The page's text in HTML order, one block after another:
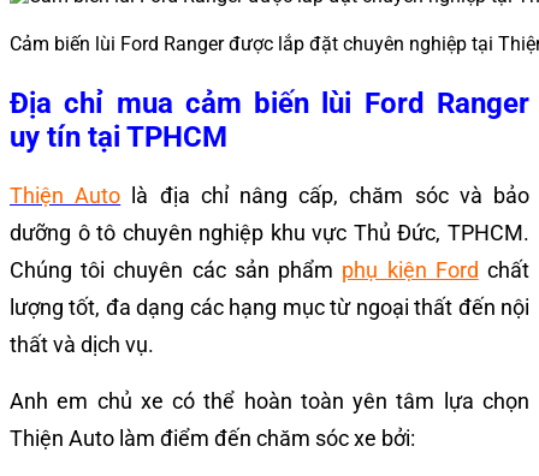
Cảm biến lùi Ford Ranger được lắp đặt chuyên nghiệp tại
Địa chỉ mua cảm biến lùi Ford Ranger
uy tín tại TPHCM
Thiện Auto là địa chỉ nâng cấp, chăm sóc và bảo
dưỡng ô tô chuyên nghiệp khu vực Thủ Đức, TPHCM.
Chúng tôi chuyên các sản phẩm phụ kiện Ford chất
lượng tốt, đa dạng các hạng mục từ ngoại thất đến nội
thất và dịch vụ.
Anh em chủ xe có thể hoàn toàn yên tâm lựa chọn
Thiện Auto làm điểm đến chăm sóc xe bởi: